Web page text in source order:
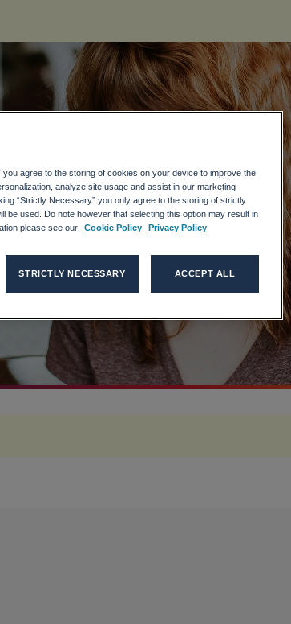
y
agree to the storing of cookies on your device to improve the
analyze site usage and assist in our marketing
“Strictly Necessary” you only agree to the storing of strictly
used. Do note however that selecting this option may result in
please see our
Cookie Policy Privacy Policy
STRICTLY NECESSARY ACCEPT ALL